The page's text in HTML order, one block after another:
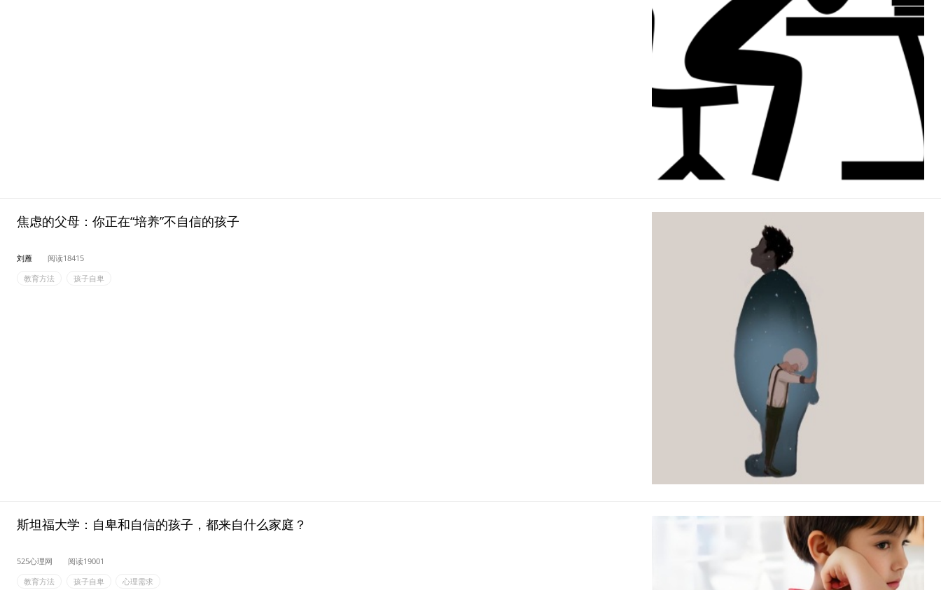
焦虑的父母：你正在“培养”不自信的孩子
刘雁
阅读18415
教育方法
孩子自卑
斯坦福大学：自卑和自信的孩子，都来自什么家庭？
525心理网
阅读19001
教育方法
孩子自卑 心理需求